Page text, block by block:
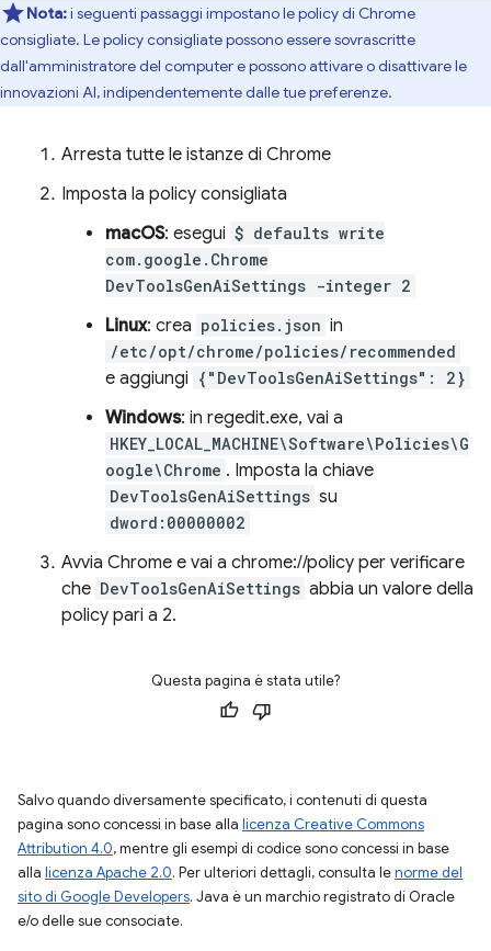
Nota:i seguenti passaggi impostano le policy di Chrome
consigliate. Le policy consigliate possono essere sovrascritte
dall'amministratore del computer e possono attivare o disattivare le
innovazioni AI, indipendentemente dalle tue preferenze.
Arresta tutte le istanze di Chrome
Imposta la policy consigliata
macOS: esegui $ defaults write
com.google.Chrome
DevToolsGenAiSettings -integer 2
Linux: crea policies.json in
/etc/opt/chrome/policies/recommended
e aggiungi {"DevToolsGenAiSettings": 2}
Windows: in regedit.exe, vai a
HKEY_LOCAL_MACHINE\Software\Policies\G
oogle\Chrome . Imposta la chiave
DevToolsGenAiSettings su
dword:00000002
Avvia Chrome e vai a chrome://policy per verificare
che DevToolsGenAiSettings abbia un valore della
policy pari a 2.
Questa pagina è stata utile?
Salvo quando diversamente specificato, i contenuti di questa
pagina sono concessi in base alla licenza Creative Commons
Attribution 4.0, mentre gli esempi di codice sono concessi in base
alla licenza Apache 2.0. Per ulteriori dettagli, consulta lenorme del
sito di Google Developers. Java è un marchio registrato di Oracle
e/o delle sue consociate.